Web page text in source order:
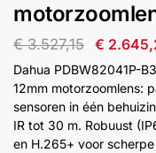
Branddetectie
Merken
€3.527,15 €
Dahua PDBW82041P-
12mm motorzoomlens:
sensoren in één
IR tot 30 m. Robuust
en H.265+ voor